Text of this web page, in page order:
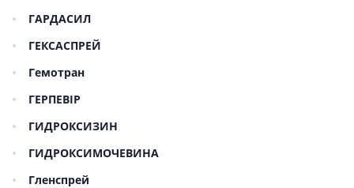
ГАРДАСИЛ
ГЕКСАСПРЕЙ
Гемотран
ГЕРПЕВІР
ГИДРОКСИЗИН
ГИДРОКСИМОЧЕВИНА
Гленспрей